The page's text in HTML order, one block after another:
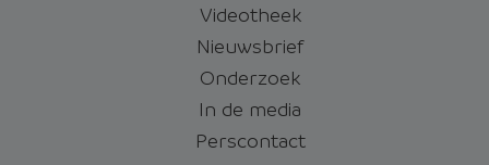
Videotheek
Nieuwsbrief
Onderzoek
In de media
Perscontact